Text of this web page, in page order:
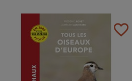
favorite_border